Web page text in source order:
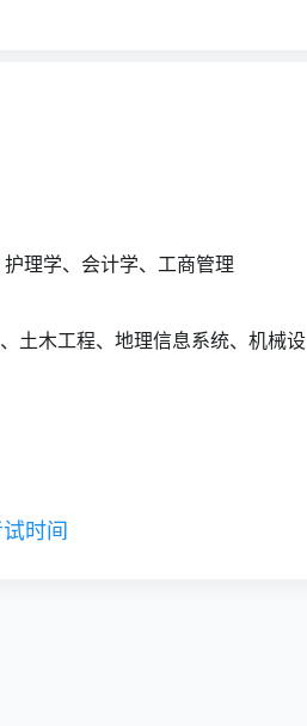
理学、会计学、工商管理
土木工程、地理信息系统、机械设
时间